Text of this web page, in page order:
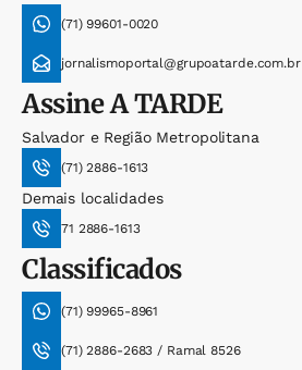
(71) 99601-0020
jornalismoportal@grupoatarde.com.br
AssineA TARDE
Salvador e Região Metropolitana
(71) 2886-1613
Demais localidades
71 2886-1613
Classificados
(71) 99965-8961
(71) 2886-2683 / Ramal 8526